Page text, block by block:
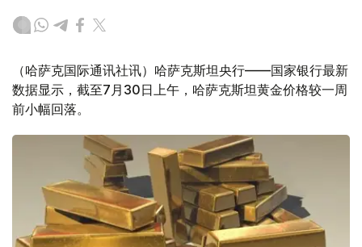
（哈萨克国际通讯社讯）哈萨克斯坦央行——国家银行最新
数据显示，截至7月30日上午，哈萨克斯坦黄金价格较一周
前小幅回落。